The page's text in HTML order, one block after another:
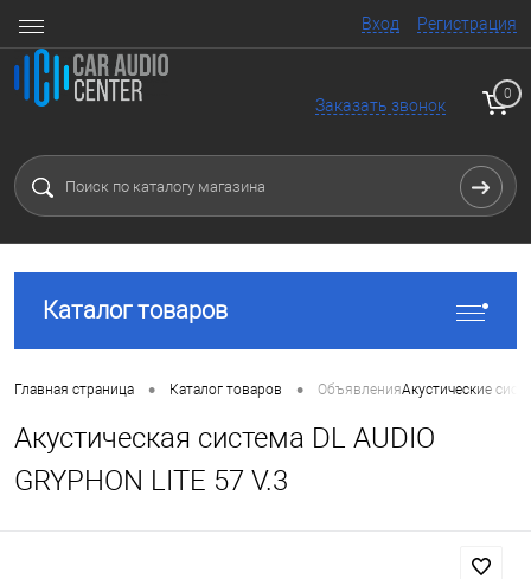
Вход Регистрация
Заказать звонок
0
Каталог товаров
Главная страница • Каталог товаров • ОбъявленияАкустические
Акустическая система DL AUDIO
GRYPHON LITE 57 V.3